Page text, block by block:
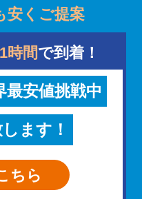
安くご提案
時間で到着！
最安値挑戦中
ます！
ちら